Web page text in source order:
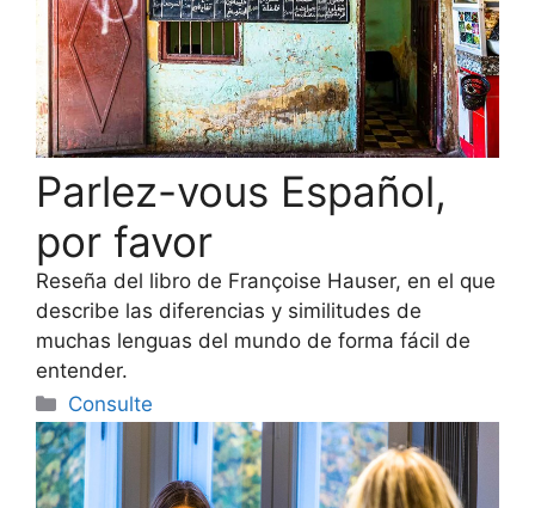
Parlez-vous Español,
por favor
Reseña del libro de Françoise Hauser, en el que
describe las diferencias y similitudes de
muchas lenguas del mundo de forma fácil de
entender.
Categorías
Consulte